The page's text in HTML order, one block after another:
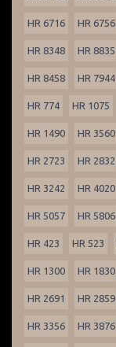
HR 6716 HR 6756
HR 8348 HR 8835
HR 8458 HR 7944
HR 774 HR 1075
HR 1490 HR 3560
HR 2723 HR 2832
HR 3242 HR 4020
HR 5057 HR 5806
HR 423 HR 523
HR 1300 HR 1830
HR 2691 HR 2859
HR 3356 HR 3876